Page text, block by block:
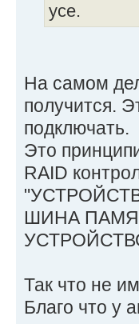
усе.
На самом
получится.
подключать.
Это
RAID
ШИНА
Так что не
Благо что у